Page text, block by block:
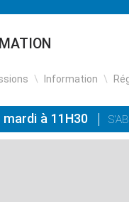
\ Information \
mardi à 11H30